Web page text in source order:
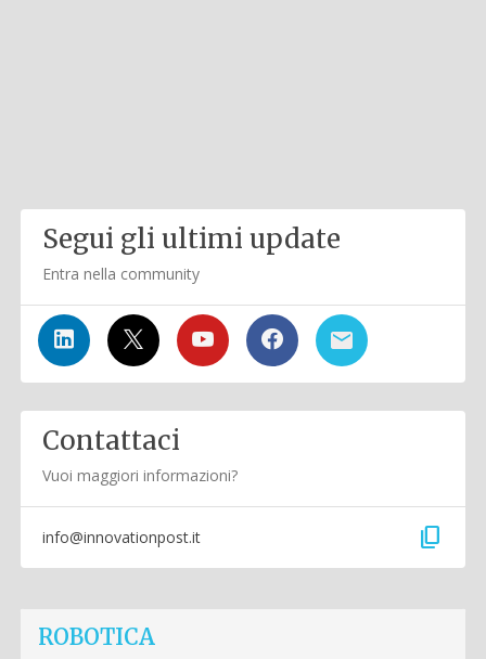
Segui gli ultimi update
Entra nella community
Contattaci
Vuoi maggiori informazioni?
info@innovationpost.it content_copy
ROBOTICA